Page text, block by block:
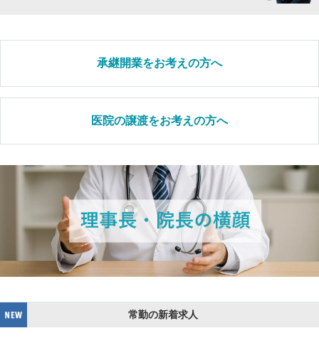
承継開業をお考えの方へ
医院の譲渡をお考えの方へ
常勤の新着求人